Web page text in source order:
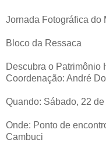
Jornada Fotográfica do
Bloco da Ressaca
Descubra o Patrimônio
Coordenação: André
Quando: Sábado, 22
Onde: Ponto de
Cambuci